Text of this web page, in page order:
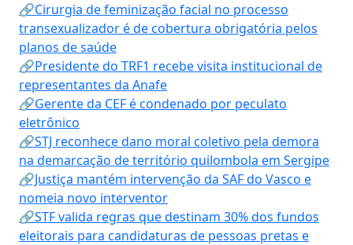
🔗Cirurgia de feminização facial no processo
transexualizador é de cobertura obrigatória pelos
planos de saúde
🔗Presidente do TRF1 recebe visita institucional de
representantes da Anafe
🔗Gerente da CEF é condenado por peculato
eletrônico
🔗STJ reconhece dano moral coletivo pela demora
na demarcação de território quilombola em Sergipe
🔗Justiça mantém intervenção da SAF do Vasco e
nomeia novo interventor
🔗STF valida regras que destinam 30% dos fundos
eleitorais para candidaturas de pessoas pretas e